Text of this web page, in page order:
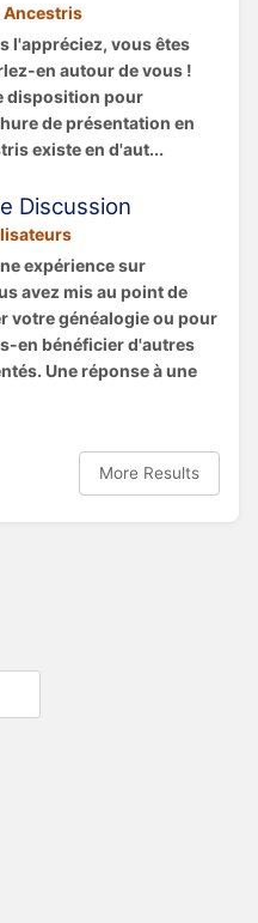
l'appréciez, vous êtes
en autour de vous !
disposition pour
de présentation en
existe en d'aut...
Discussion
expérience sur
avez mis au point de
votre généalogie ou pour
en bénéficier d'autres
Une réponse à une
More Results